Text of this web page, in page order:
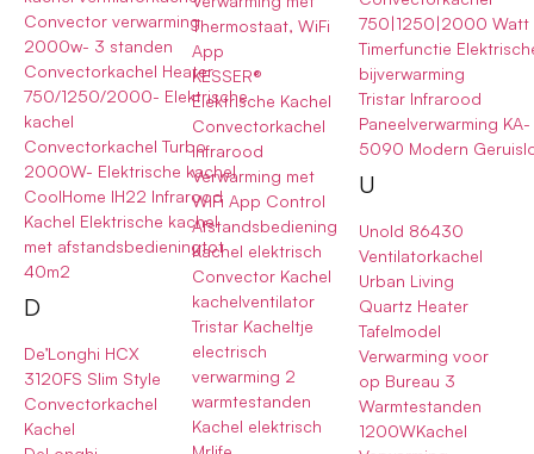
Convector verwarming
2000w- 3 standen
Convectorkachel Heater
750/1250/2000- Elektrische
kachel
Convectorkachel Turbo
2000W- Elektrische kachel
CoolHome IH22 Infrarood
Kachel Elektrische kachel
met afstandsbedieningtot
40m2
D
De’Longhi HCX
3120FS Slim Style
Convectorkachel
Kachel
Thermostaat, WiFi
App
KESSER®
Elektrische Kachel
Convectorkachel
Infrarood
Verwarming met
WiFi App Control
Afstandsbediening
Kachel elektrisch
Convector Kachel
kachelventilator
Tristar Kacheltje
electrisch
verwarming 2
warmtestanden
Kachel elektrisch
750|1250|2000 Watt
Timerfunctie
bijverwarming
Tristar Infrarood
Paneelverwarming KA-
5090 Modern
U
Unold 86430
Ventilatorkachel
Urban Living
Quartz Heater
Tafelmodel
Verwarming voor
op Bureau 3
Warmtestanden
1200WKachel